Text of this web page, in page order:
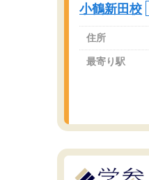
小鶴新田校
住所
最寄り駅